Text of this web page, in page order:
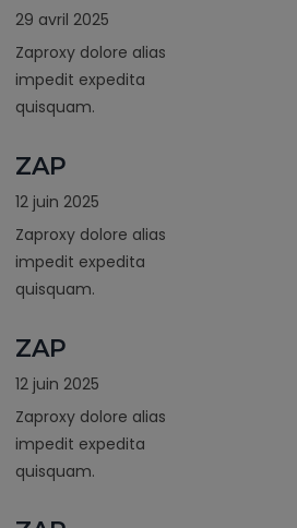
29 avril 2025
Zaproxy dolore alias
impedit expedita
quisquam.
ZAP
12 juin 2025
Zaproxy dolore alias
impedit expedita
quisquam.
ZAP
12 juin 2025
Zaproxy dolore alias
impedit expedita
quisquam.